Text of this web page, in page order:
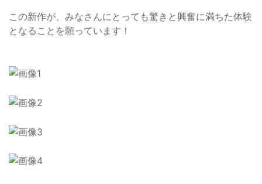
この新作が、みなさんにとっても驚きと興奮に満ちた体験
となることを願っています！